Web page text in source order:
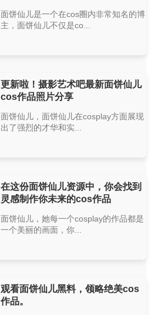
面饼仙儿是一个在cos圈内非常知名的博
主，面饼仙儿不仅是co...
更新啦！摄影艺术吧最新面饼仙儿
cos作品照片分享
面饼仙儿，面饼仙儿在cosplay方面展现
出了强烈的才华和实...
在这份面饼仙儿资源中，你会找到
灵感制作你未来的cos作品
面饼仙儿，她每一个cosplay的作品都是
一个美丽的画面，你...
观看面饼仙儿黑料，领略绝美cos
作品。